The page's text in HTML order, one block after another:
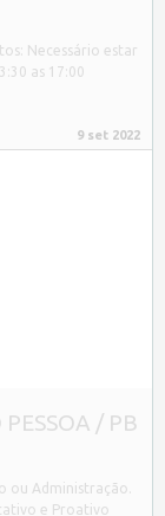
Necessário estar
as 17:00
9 set 2022
/ PB
ou Administração.
e Proativo